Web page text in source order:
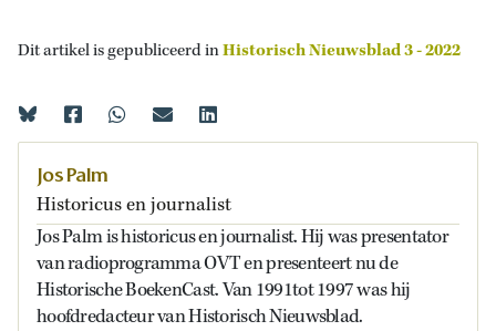
Dit artikel is gepubliceerd inHistorisch Nieuwsblad 3 - 2022
Jos Palm
Historicus en journalist
Jos Palm is historicus en journalist. Hij was presentator
van radioprogramma OVT en presenteert nu de
Historische BoekenCast. Van 1991tot 1997 was hij
hoofdredacteur van Historisch Nieuwsblad.